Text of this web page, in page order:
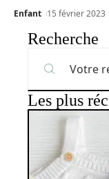
Enfant 15 février 2023
Recherche
Les plus